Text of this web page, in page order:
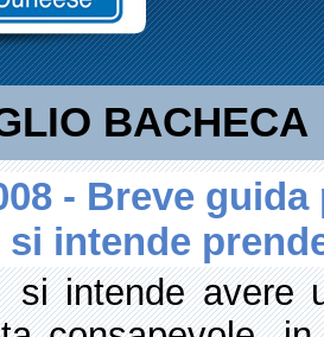
BACHECA
- Breve guida
si intende
intende avere